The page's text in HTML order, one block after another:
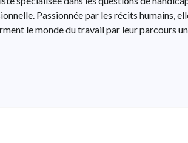
Passionnée par les récits humains,
le monde du travail par leur parcours